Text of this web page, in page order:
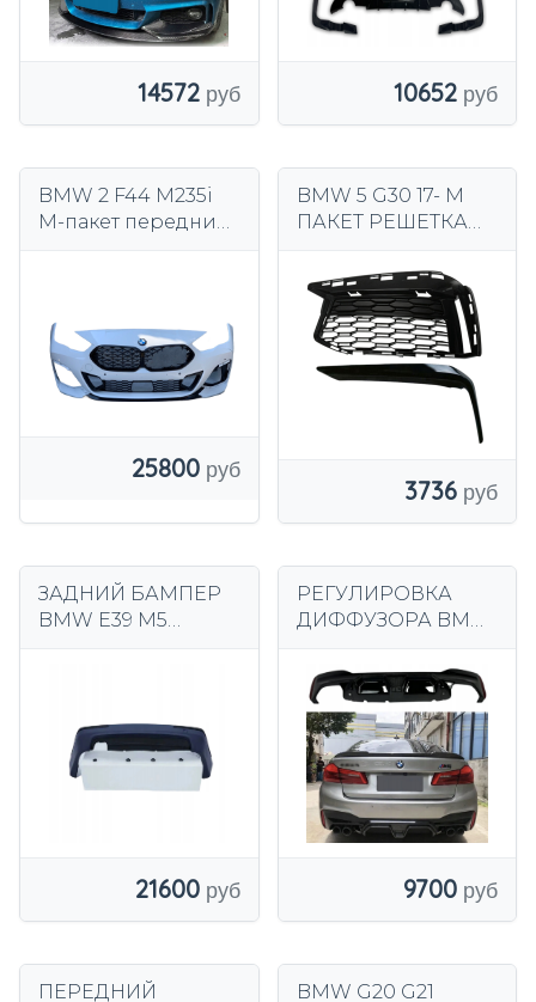
14572 10652
BMW 2 F44 M235i
M-пакет передний
25800
BMW 5 G30 17- M
ПАКЕТ РЕШЕТКА
БАМПЕРА С
ГЛЯНЦЕВОЙ
ПОЛОСКОЙ
3736
ЗАДНИЙ БАМПЕР
BMW E39 M5
21600
РЕГУЛИРОВКА
ДИФФУЗОРА BMW
ГЛЯНЦЕВЫЙ
ЧЕРНЫЙ
9700
ПЕРЕДНИЙ BMW G20 G21